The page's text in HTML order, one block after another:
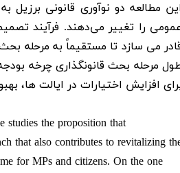
مطالعه دو نوآوری قانونی
را تغییر می‌دهند. فرآیند
می سازد تا مستقیماً به مرحله
مرحله بحث قانونگذاری چرخه
افزایش اختیارات در ایالت ها،
studies the proposition that
that also contributes to revitalizing
for MPs and citizens. On the one